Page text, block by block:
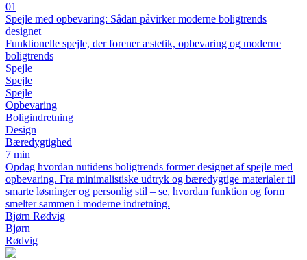
01
Spejle med opbevaring: Sådan påvirker moderne boligtrends
designet
Funktionelle spejle, der forener æstetik, opbevaring og moderne
boligtrends
Spejle
Spejle
Spejle
Opbevaring
Boligindretning
Design
Bæredygtighed
7 min
Opdag hvordan nutidens boligtrends former designet af spejle med
opbevaring. Fra minimalistiske udtryk og bæredygtige materialer til
smarte løsninger og personlig stil – se, hvordan funktion og form
smelter sammen i moderne indretning.
Bjørn Rødvig
Bjørn
Rødvig